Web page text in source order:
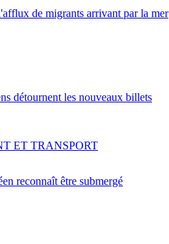
de migrants arrivant par la mer
détournent les nouveaux billets
reconnaît être submergé
ET TRANSPORT